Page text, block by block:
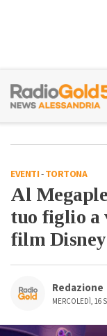
EVENTI-TORTONA
Al
tuo figlio a
film
Redazione
MERCOLEDÌ, 16